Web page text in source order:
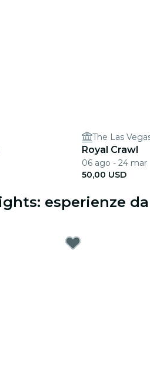
The Las
Royal Crawl
06 ago - 24 mar
50,00 USD
esperienze